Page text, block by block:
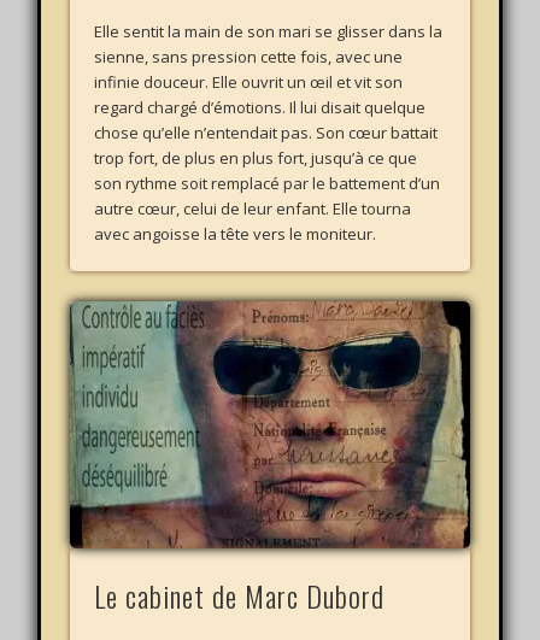
Elle sentit la main de son mari se glisser dans la
sienne, sans pression cette fois, avec une
infinie douceur. Elle ouvrit un œil et vit son
regard chargé d’émotions. Il lui disait quelque
chose qu’elle n’entendait pas. Son cœur battait
trop fort, de plus en plus fort, jusqu’à ce que
son rythme soit remplacé par le battement d’un
autre cœur, celui de leur enfant. Elle tourna
avec angoisse la tête vers le moniteur.
Le cabinet de Marc Dubord